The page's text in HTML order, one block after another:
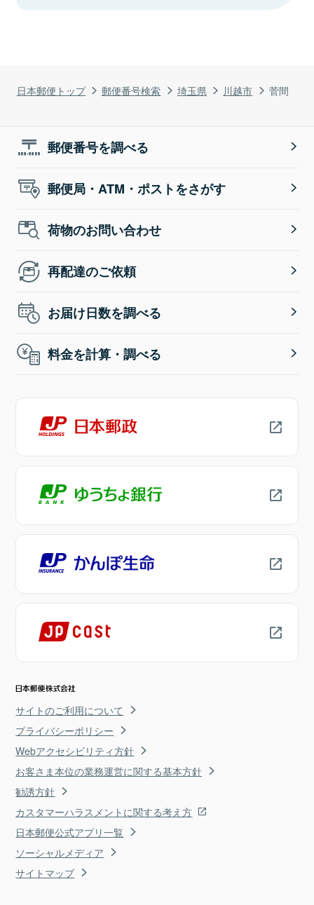
日本郵便トップ 郵便番号検索 埼玉県 川越市 菅間
郵便番号を調べる
郵便局・ATM・ポストをさがす
荷物のお問い合わせ
再配達のご依頼
お届け日数を調べる
料金を計算・調べる
サイトのご利用について
プライバシーポリシー
Webアクセシビリティ方針
お客さま本位の業務運営に関する基本方針
勧誘方針
カスタマーハラスメントに関する考え方
日本郵便公式アプリ一覧
ソーシャルメディア
サイトマップ